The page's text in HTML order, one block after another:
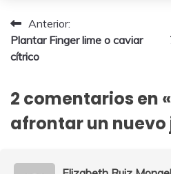
Navegación
de
Anterior:
Plantar Finger lime o caviar
cítrico
2 comentarios en «
afrontar un